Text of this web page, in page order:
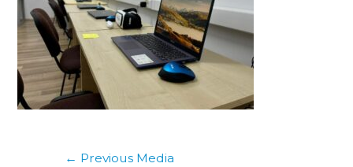
← Previous Media